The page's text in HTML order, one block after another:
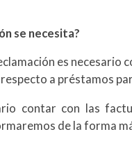
se necesita?
es necesario
a préstamos
contar con las
de la forma